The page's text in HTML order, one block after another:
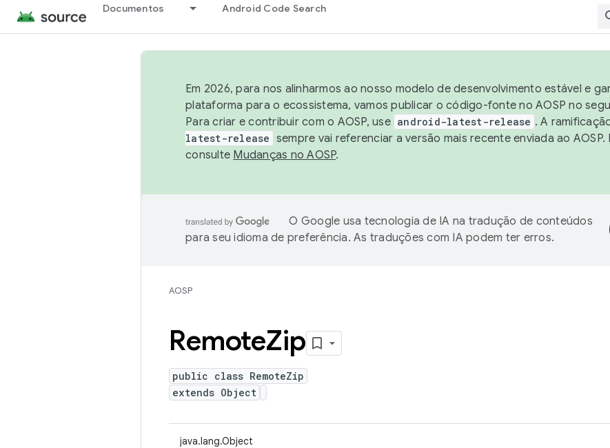
Documentos Android Code Search
Em 2026, para nos alinharmos ao nosso modelo de desenvolvimento estável e
plataforma para o ecossistema, vamos publicar o código-fonte no AOSP no
Para criar e contribuir com o AOSP, use android-latest-release . A
latest-release sempre vai referenciar a versão mais recente enviada ao
consulte Mudanças no AOSP.
O Google usa tecnologia de IA na tradução de conteúdos
para seu idioma de preferência. As traduções com IA podem ter erros.
AOSP
RemoteZip
public class RemoteZip
extends Object
java.lang.Object